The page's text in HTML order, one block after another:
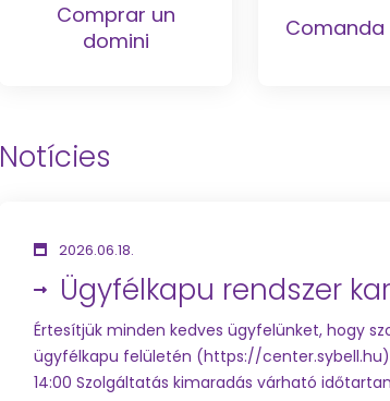
Comprar un
domini
Comanda
Notícies
2026.06.18.
Ügyfélkapu rendszer
Értesítjük minden kedves ügyfelünket, hogy
ügyfélkapu felületén (https://
14:00 Szolgáltatás kimaradás várható